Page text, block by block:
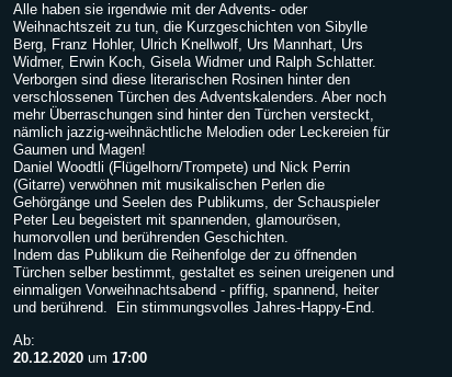
Alle haben sie irgendwie mit der Advents- oder
Weihnachtszeit zu tun, die Kurzgeschichten von Sibylle
Berg, Franz Hohler, Ulrich Knellwolf, Urs Mannhart, Urs
Widmer, Erwin Koch, Gisela Widmer und Ralph Schlatter.
Verborgen sind diese literarischen Rosinen hinter den
verschlossenen Türchen des Adventskalenders. Aber noch
mehr Überraschungen sind hinter den Türchen versteckt,
nämlich jazzig-weihnächtliche Melodien oder Leckereien für
Gaumen und Magen!
Daniel Woodtli (Flügelhorn/Trompete) und Nick Perrin
(Gitarre) verwöhnen mit musikalischen Perlen die
Gehörgänge und Seelen des Publikums, der Schauspieler
Peter Leu begeistert mit spannenden, glamourösen,
humorvollen und berührenden Geschichten.
Indem das Publikum die Reihenfolge der zu öffnenden
Türchen selber bestimmt, gestaltet es seinen ureigenen und
einmaligen Vorweihnachtsabend - pfiffig, spannend, heiter
und berührend. Ein stimmungsvolles Jahres-Happy-End.
Ab:
20.12.2020 um 17:00